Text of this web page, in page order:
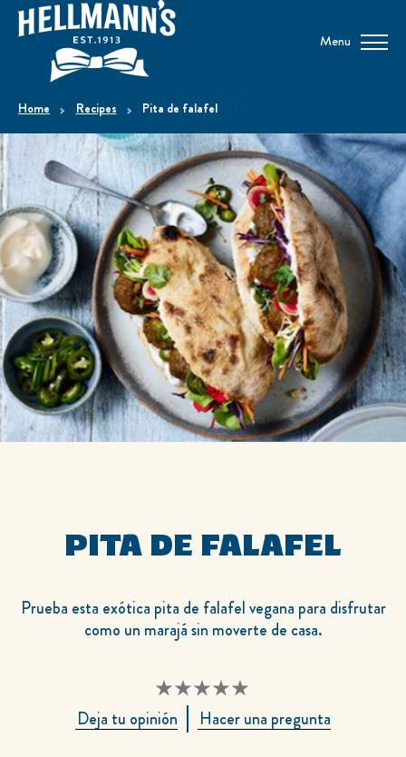
Menu
home Recipes Pita de falafel
PITA DE FALAFEL
Prueba esta exótica pita de falafel vegana para disfrutar
como un marajá sin moverte de casa.
se
han
Deja tu opinión Hacer una pregunta